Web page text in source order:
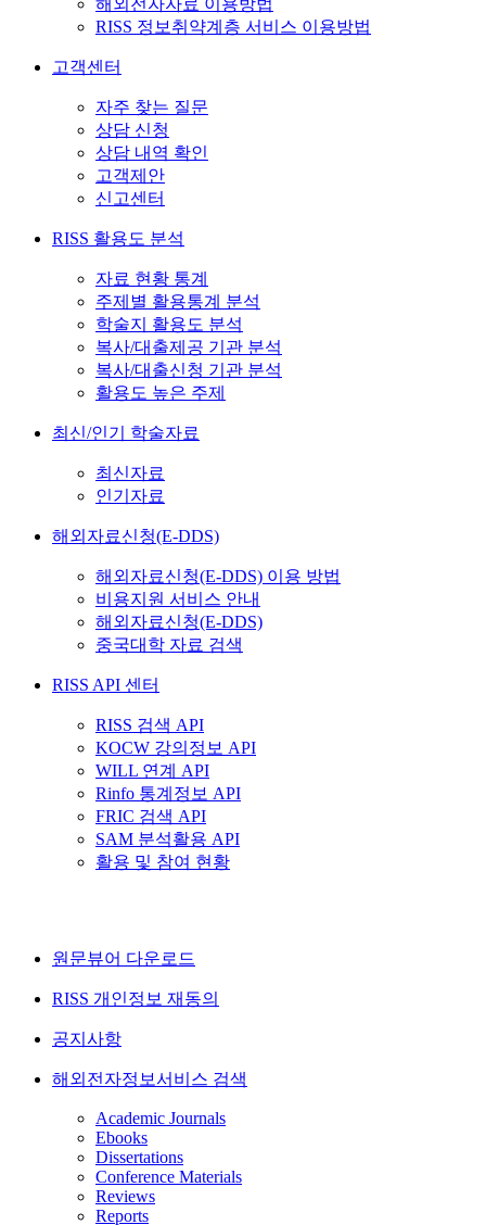
해외전자자료 이용방법
RISS 정보취약계층 서비스 이용방법
고객센터
자주 찾는 질문
상담 신청
상담 내역 확인
고객제안
신고센터
RISS 활용도 분석
자료 현황 통계
주제별 활용통계 분석
학술지 활용도 분석
복사/대출제공 기관 분석
복사/대출신청 기관 분석
활용도 높은 주제
최신/인기 학술자료
최신자료
인기자료
해외자료신청(E-DDS)
해외자료신청(E-DDS) 이용 방법
비용지원 서비스 안내
해외자료신청(E-DDS)
중국대학 자료 검색
RISS API 센터
RISS 검색 API
KOCW 강의정보 API
WILL 연계 API
Rinfo 통계정보 API
FRIC 검색 API
SAM 분석활용 API
활용 및 참여 현황
원문뷰어 다운로드
RISS 개인정보 재동의
공지사항
해외전자정보서비스 검색
Academic Journals
Ebooks
Dissertations
Conference Materials
Reviews
Reports